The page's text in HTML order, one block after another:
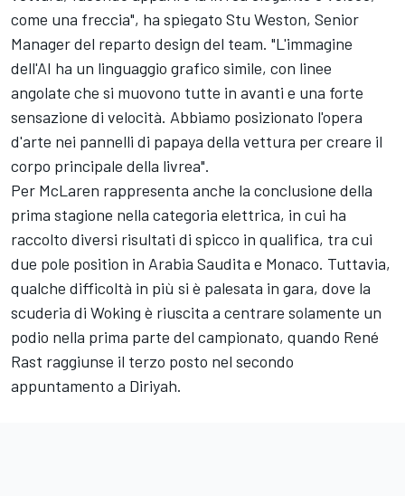
come una freccia", ha spiegato Stu Weston, Senior
Manager del reparto design del team. "L'immagine
dell'AI ha un linguaggio grafico simile, con linee
angolate che si muovono tutte in avanti e una forte
sensazione di velocità. Abbiamo posizionato l'opera
d'arte nei pannelli di papaya della vettura per creare il
corpo principale della livrea".
Per McLaren rappresenta anche la conclusione della
prima stagione nella categoria elettrica, in cui ha
raccolto diversi risultati di spicco in qualifica, tra cui
due pole position in Arabia Saudita e Monaco. Tuttavia,
qualche difficoltà in più si è palesata in gara, dove la
scuderia di Woking è riuscita a centrare solamente un
podio nella prima parte del campionato, quando René
Rast raggiunse il terzo posto nel secondo
appuntamento a Diriyah.